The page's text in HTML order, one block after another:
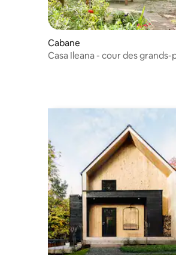
Cabane
Casa Ileana - cour des